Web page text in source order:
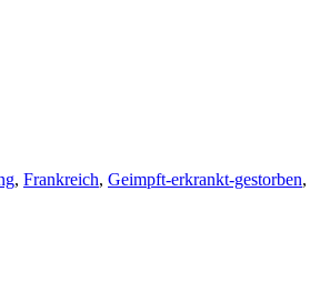
, Frankreich, Geimpft-erkrankt-gestorben,